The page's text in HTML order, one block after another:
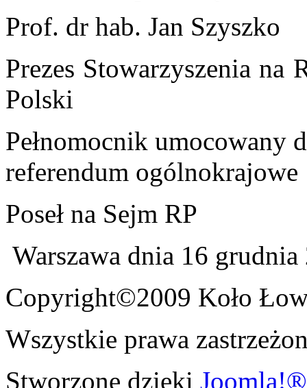
Prof. dr hab. Jan Szyszko
Prezes Stowarzyszenia na
Polski
Pełnomocnik umocowany
referendum ogólnokrajowe
Poseł na Sejm RP
Warszawa dnia 16
Copyright©2009 Koło
Wszystkie prawa
Stworzone dzięki Joomla!®